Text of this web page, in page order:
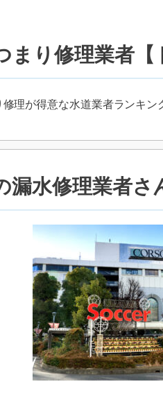
り修理業者【
理が得意な水道業者ランキン
漏水修理業者さ